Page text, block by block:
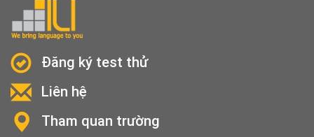
Đăng ký test thử
Liên hệ
Tham quan trường